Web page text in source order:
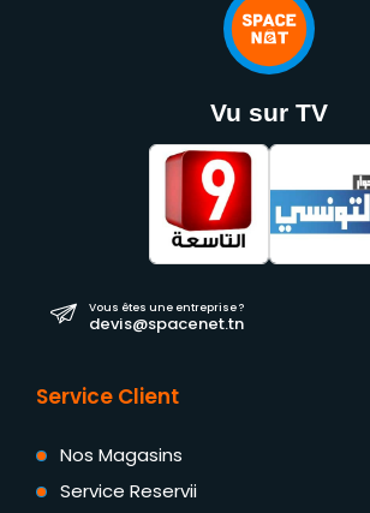
Vu sur TV
Vous êtes une entreprise ?
devis@spacenet.tn
Service Client
Nos Magasins
Service Reservii